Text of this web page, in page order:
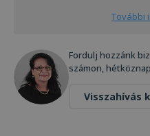
További
Fordulj hozzánk
számon,
Visszahívás